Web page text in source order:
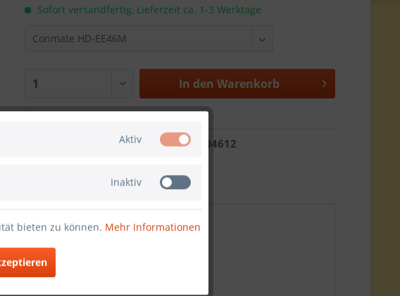
Sofort versandfertig, Lieferzeit ca. 1-3 Werktage
In den Warenkorb
Merken
2022404612
Aktiv
Inaktiv
bieten zu können. Mehr Informationen